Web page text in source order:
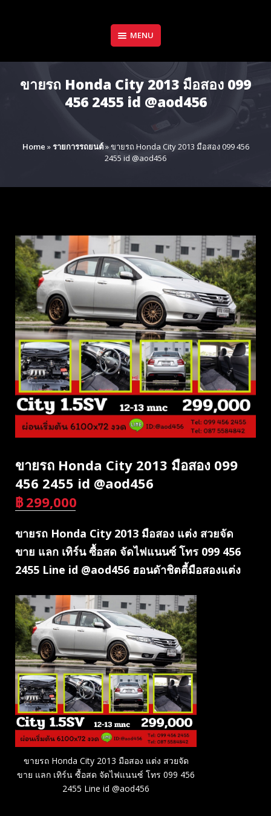
MENU
ขายรถ Honda City 2013 มือสอง 099
456 2455 id @aod456
Home »รายการรถยนต์»ขายรถ Honda City 2013 มือสอง 099 456
2455 id @aod456
ขายรถ Honda City 2013 มือสอง 099
456 2455 id @aod456
฿ 299,000
ขายรถ Honda City 2013 มือสอง แต่ง สวยจัด
ขาย แลก เทิร์น ซื้อสด จัดไฟแนนซ์ โทร 099 456
2455 Line id @aod456 ฮอนดัาชิตตี้มือสองแต่ง
ขายรถ Honda City 2013 มือสอง แต่ง สวยจัด
ขาย แลก เทิร์น ซื้อสด จัดไฟแนนซ์ โทร 099 456
2455 Line id @aod456